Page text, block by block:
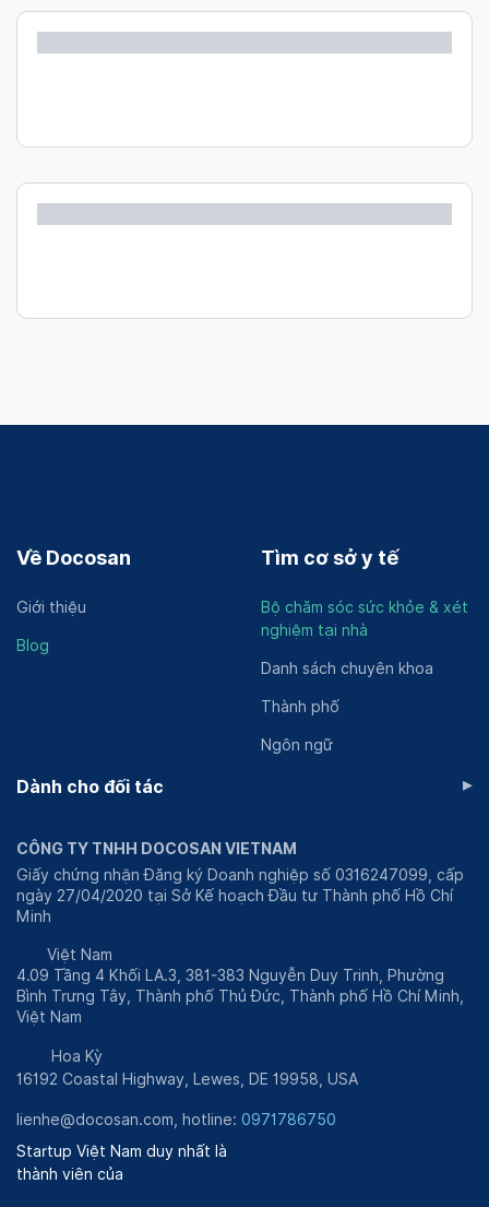
Về Docosan
Giới thiệu
Blog
Tìm cơ sở y tế
Bộ chăm sóc sức khỏe & xét
nghiệm tại nhà
Danh sách chuyên khoa
Thành phố
Ngôn ngữ
Dành cho đối tác ▸
CÔNG TY TNHH DOCOSAN VIETNAM
Giấy chứng nhận Đăng ký Doanh nghiệp số 0316247099, cấp
ngày 27/04/2020 tại Sở Kế hoạch Đầu tư Thành phố Hồ Chí
Minh
Việt Nam
4.09 Tầng 4 Khối LA.3, 381-383 Nguyễn Duy Trinh, Phường
Bình Trưng Tây, Thành phố Thủ Đức, Thành phố Hồ Chí Minh,
Việt Nam
Hoa Kỳ
16192 Coastal Highway, Lewes, DE 19958, USA
lienhe@docosan.com , hotline: 0971786750
Startup Việt Nam duy nhất là
thành viên của